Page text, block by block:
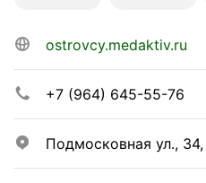
ostrovcy.medaktiv.ru
+7 (964) 645-55-76
Подмосковная ул.,